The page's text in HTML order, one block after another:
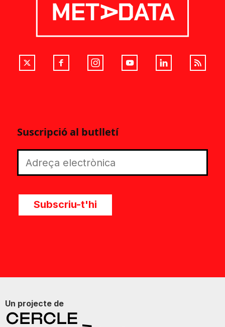
Suscripció al butlletí
Subscriu-t'hi
Un projecte de